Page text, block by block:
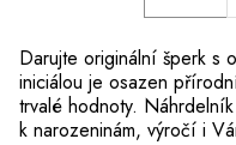
Darujte originální šperk s
iniciálou je osazen
trvalé hodnoty.
k narozeninám, výročí i